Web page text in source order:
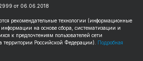
от 06.06.2018
рекомендательные технологии (информационные
информации на основе сбора, систематизации и
к предпочтениям пользователей сети
территории Российской Федерации). Подробная